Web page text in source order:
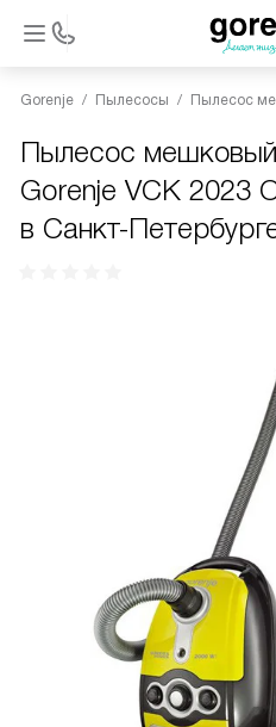
Gorenje Пылесосы Пылесос
Пылесос мешковый
Gorenje VCK 2023
в Санкт-